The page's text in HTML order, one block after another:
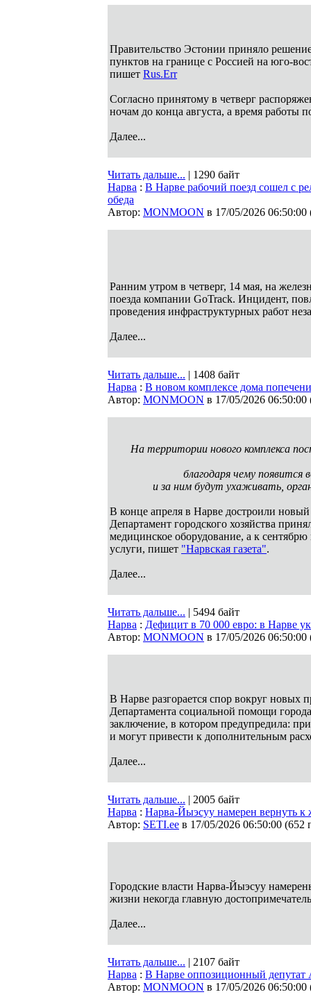
Правительство Эстонии приняло
пунктов на границе с Россией на юго-
пишет Rus.Err
Согласно принятому в четверг
ночам до конца августа, а время работы
Далее...
Читать дальше... | 1290 байт
Нарва : В Нарве рабочий поезд сошел с
обеда
Автор: MONMOON в 17/05/2026 06:50:00
Ранним утром в четверг, 14 мая, на
поезда компании GoTrack. Инцидент,
проведения инфраструктурных работ
Далее...
Читать дальше... | 1408 байт
Нарва : В новом комплексе дома
Автор: MONMOON в 17/05/2026 06:50:00
На территории нового комплекса
благодаря чему появится
и за ним будут ухаживать,
В конце апреля в Нарве достроили
Департамент городского хозяйства
медицинское оборудование, а к
услуги, пишет "Нарвская газета".
Далее...
Читать дальше... | 5494 байт
Нарва : Дефицит в 70 000 евро: в Нарве
Автор: MONMOON в 17/05/2026 06:50:00
В Нарве разгорается спор вокруг
Департамента социальной помощи
заключение, в котором предупредила:
и могут привести к дополнительным
Далее...
Читать дальше... | 2005 байт
Нарва : Нарва-Йыэсуу намерен вернуть к
Автор: SETI.ee в 17/05/2026 06:50:00 (652
Городские власти Нарва-Йыэсуу
жизни некогда главную
Далее...
Читать дальше... | 2107 байт
Нарва : В Нарве оппозиционный депутат
Автор: MONMOON в 17/05/2026 06:50:00